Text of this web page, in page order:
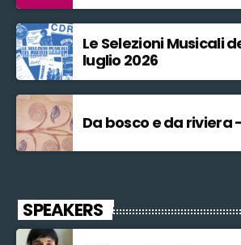
Le Selezioni Musicali
luglio 2026
Da bosco e da riviera
SPEAKERS